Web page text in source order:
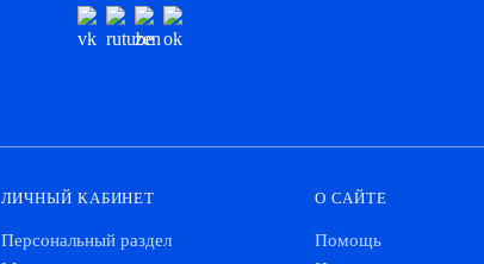
ЛИЧНЫЙ КАБИНЕТ
Персональный раздел
О САЙТЕ
Помощь